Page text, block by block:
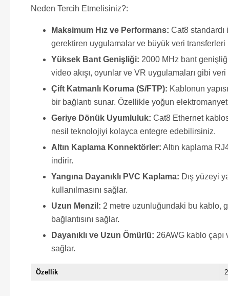
Neden Tercih Etmelisiniz?:
Maksimum Hız ve Performans: Cat8 standardı
gerektiren uygulamalar ve büyük veri
Yüksek Bant Genişliği: 2000 MHz bant
video akışı, oyunlar ve VR uygulamaları gibi
Çift Katmanlı Koruma (S/FTP): Kablonun
bir bağlantı sunar. Özellikle yoğun
Geriye Dönük Uyumluluk: Cat8 Ethernet
nesil teknolojiyi kolayca entegre edebilirsiniz.
Altın Kaplama Konnektörler: Altın kaplama
indirir.
Yangına Dayanıklı PVC Kaplama: Dış yüzeyi
kullanılmasını sağlar.
Uzun Menzil: 2 metre uzunluğundaki bu kablo,
bağlantısını sağlar.
Dayanıklı ve Uzun Ömürlü: 26AWG kablo çapı
sağlar.
Özellik